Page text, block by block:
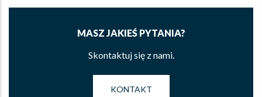
MASZ JAKIEŚ PYTANIA?
Skontaktuj się z nami.
KONTAKT